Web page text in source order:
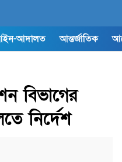
আদালত আন্তর্জাতিক
বিভাগের
নির্দেশ